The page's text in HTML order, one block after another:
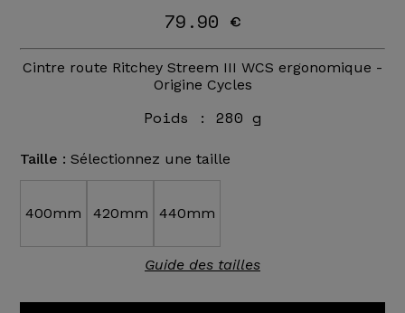
79.90 €
Cintre route Ritchey Streem III WCS ergonomique -
Origine Cycles
Poids : 280 g
Taille : Sélectionnez une taille
400mm 420mm 440mm
Guide des tailles